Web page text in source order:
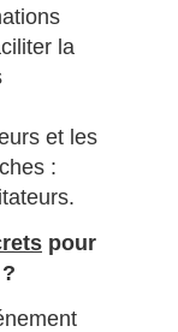
la
et les
:
pour